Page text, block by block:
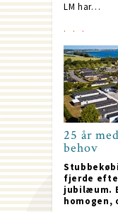
LM har…
25 år
behov
fjerde
jubilæum.
homogen,